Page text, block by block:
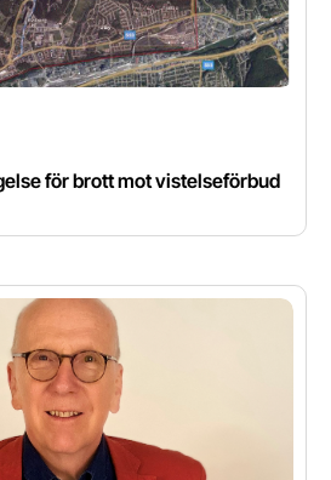
för brott mot vistelseförbud